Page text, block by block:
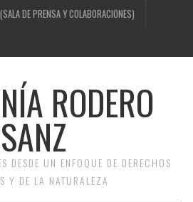
DE PRENSA Y COLABORACIONES)
RODERO
SANZ
DESDE UN ENFOQUE DE DERECHOS
Y DE LA NATURALEZA